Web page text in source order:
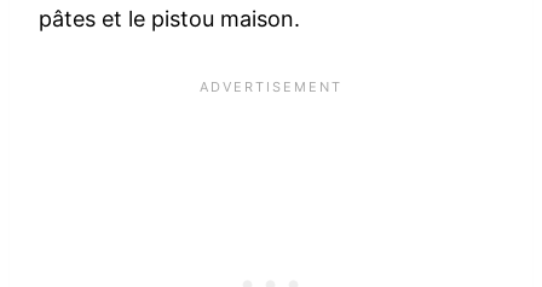
pâtes et le pistou maison.